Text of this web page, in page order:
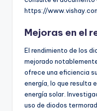
https://
Mejoras en el
El rendimiento de los
mejorado
ofrece una eficiencia
energía, lo que resulta
energía solar.
uso de diodos